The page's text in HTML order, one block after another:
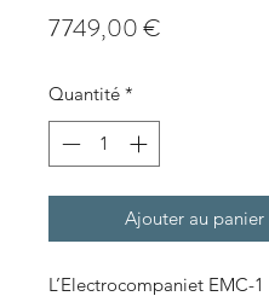
7 749,00 €
Quantité *
Ajouter au panier
L’Electrocompaniet EMC-1